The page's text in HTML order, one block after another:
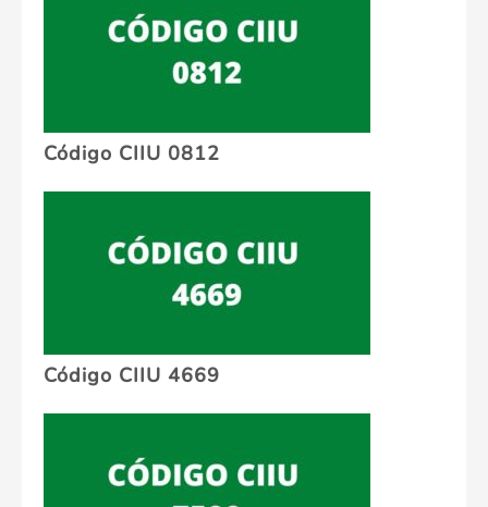
Código CIIU 0812
Código CIIU 4669